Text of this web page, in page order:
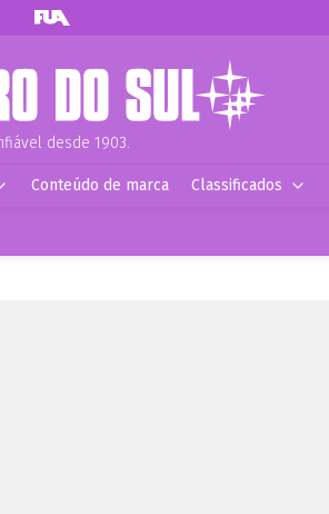
desde 1903.
Conteúdo de marca Classificados